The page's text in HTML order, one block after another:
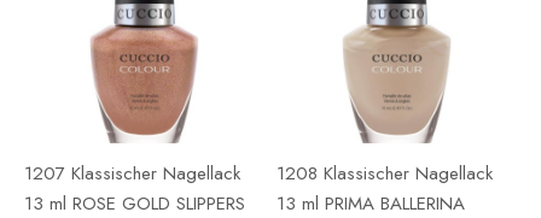
1207 Klassischer Nagellack
13 ml ROSE GOLD SLIPPERS
1208 Klassischer Nagellack
13 ml PRIMA BALLERINA